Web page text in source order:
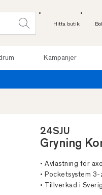
Hitta butik
Kampanjer
24SJU
Gryning
• Avlastning för
• Pocketsystem
• Tillverkad i